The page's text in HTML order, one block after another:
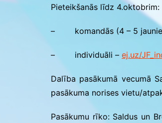
Pieteikšanās līdz 4.oktobrim:
– komandās (4 – 5
– individuāli – ej.uz/
Dalība pasākumā vecumā
pasākuma norises vietu/
Pasākumu rīko: Saldus un